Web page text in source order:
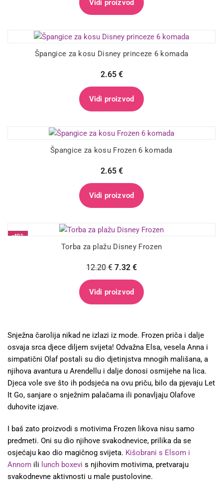
Vidi proizvod
Špangice za kosu Disney princeze 6 komada
2.65 €
Vidi proizvod
Špangice za kosu Frozen 6 komada
2.65 €
Vidi proizvod
-40%
Torba za plažu Disney Frozen
12.20€ 7.32 €
Vidi proizvod
Snježna čarolija nikad ne izlazi iz mode. Frozen priča i dalje
osvaja srca djece diljem svijeta! Odvažna Elsa, vesela Anna i
simpatični Olaf postali su dio djetinjstva mnogih mališana, a
njihova avantura u Arendellu i dalje donosi osmijehe na lica.
Djeca vole sve što ih podsjeća na ovu priču, bilo da pjevaju Let
It Go, sanjare o snježnim palačama ili ponavljaju Olafove
duhovite izjave.
I baš zato proizvodi s motivima Frozen likova nisu samo
predmeti. Oni su dio njihove svakodnevice, prilika da se
osjećaju kao dio magičnog svijeta. Kišobrani s Elsom i
Annom ili lunch boxevi s njihovim motivima, pretvaraju
svakodnevne aktivnosti u male pustolovine.